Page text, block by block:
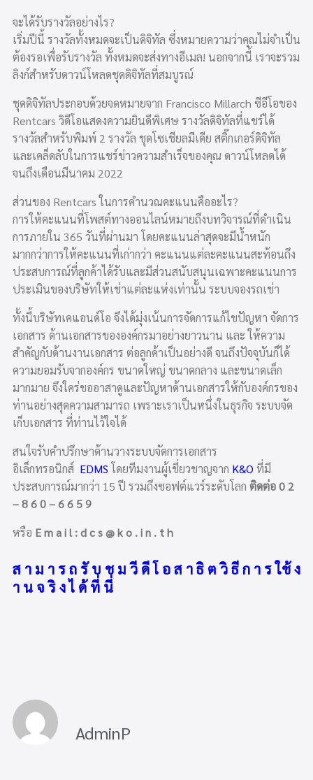
จะได้รับรางวัลอย่างไร?
เริ่มปีนี้ รางวัลทั้งหมดจะเป็นดิจิทัล ซึ่งหมายความว่าคุณไม่จำเป็น
ต้องรอเพื่อรับรางวัล ทั้งหมดจะส่งทางอีเมล! นอกจากนี้ เราจะรวม
ลิงก์สำหรับดาวน์โหลดชุดดิจิทัลที่สมบูรณ์
ชุดดิจิทัลประกอบด้วยจดหมายจาก Francisco Millarch ซีอีโอของ
Rentcars วิดีโอแสดงความยินดีพิเศษ รางวัลดิจิทัลที่แชร์ได้
รางวัลสำหรับพิมพ์ 2 รางวัล ชุดโซเชียลมีเดีย สติ๊กเกอร์ดิจิทัล
และเคล็ดลับในการแชร์ข่าวความสำเร็จของคุณ ดาวน์โหลดได้
จนถึงเดือนมีนาคม 2022
ส่วนของ Rentcars ในการคำนวณคะแนนคืออะไร?
การให้คะแนนที่โพสต์ทางออนไลน์หมายถึงบทวิจารณ์ที่ดำเนิน
การภายใน 365 วันที่ผ่านมา โดยคะแนนล่าสุดจะมีน้ำหนัก
มากกว่าการให้คะแนนที่เก่ากว่า คะแนนแต่ละคะแนนสะท้อนถึง
ประสบการณ์ที่ลูกค้าได้รับและมีส่วนสนับสนุนเฉพาะคะแนนการ
ประเมินของบริษัทให้เช่าแต่ละแห่งเท่านั้น ระบบจองรถเช่า
ทั้งนี้บริษัทเคแอนด์โอ จึงได้มุ่งเน้นการจัดการแก้ไขปัญหา จัดการ
เอกสาร ด้านเอกสารขององค์กรมาอย่างยาวนาน และ ให้ความ
สำคัญกับด้านงานเอกสาร ต่อลูกค้าเป็นอย่างดี จนถึงปัจจุบันก็ได้
ความยอมรับจากองค์กร ขนาดใหญ่ ขนาดกลาง และขนาดเล็ก
มากมาย จึงใคร่ขออาสาดูและปัญหาด้านเอกสารให้กับองค์กรของ
ท่านอย่างสุดความสามารถ เพราะเราเป็นหนึ่งในธุรกิจ ระบบจัด
เก็บเอกสาร ที่ท่านไว้ใจได้
สนใจรับคำปรึกษาด้านวางระบบจัดการเอกสาร
อิเล็กทรอนิกส์ EDMS โดยทีมงานผู้เชี่ยวชาญจาก K&O ที่มี
ประสบการณ์มากว่า 15 ปี รวมถึงซอฟต์แวร์ระดับโลก ติดต่อ 0 2
– 8 6 0 – 6 6 5 9
หรือ E m a i l : d c s @ k o . i n . t h
ส า ม า ร ถ รั บ ช ม วี ดี โ อ ส า ธิ ต วิ ธี ก า ร ใช้ ง
า น จ ริ ง ไ ด้ ที่ นี่
AdminP